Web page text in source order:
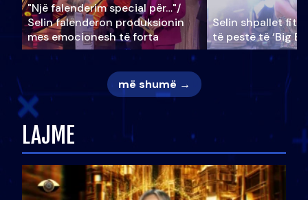
"Një falenderim special për…"/
Selin falënderon produksionin
mes emocionesh të forta
Selin shpallet
të pestë të ‘Big
më shumë →
LAJME